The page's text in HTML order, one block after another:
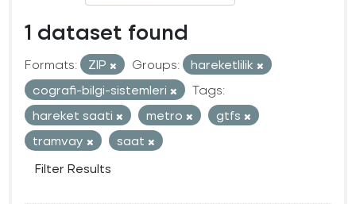
1 dataset found
Formats: ZIP Groups:
hareketlilik
cografi-bilgi-sistemleri
Tags:
hareket saati
metro
gtfs
tramvay
saat
Filter Results